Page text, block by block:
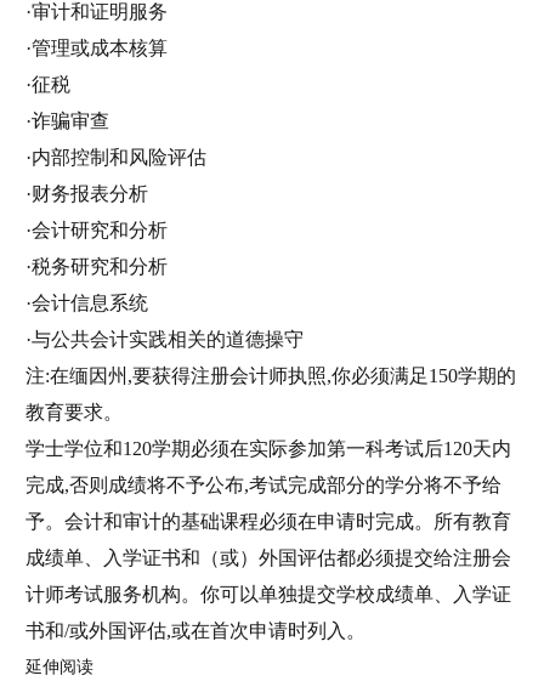
·审计和证明服务
·管理或成本核算
·征税
·诈骗审查
·内部控制和风险评估
·财务报表分析
·会计研究和分析
·税务研究和分析
·会计信息系统
·与公共会计实践相关的道德操守
注:在缅因州,要获得注册会计师执照,你必须满足150学期的
教育要求。
学士学位和120学期必须在实际参加第一科考试后120天内
完成,否则成绩将不予公布,考试完成部分的学分将不予给
予。会计和审计的基础课程必须在申请时完成。所有教育
成绩单、入学证书和（或）外国评估都必须提交给注册会
计师考试服务机构。你可以单独提交学校成绩单、入学证
书和/或外国评估,或在首次申请时列入。
延伸阅读